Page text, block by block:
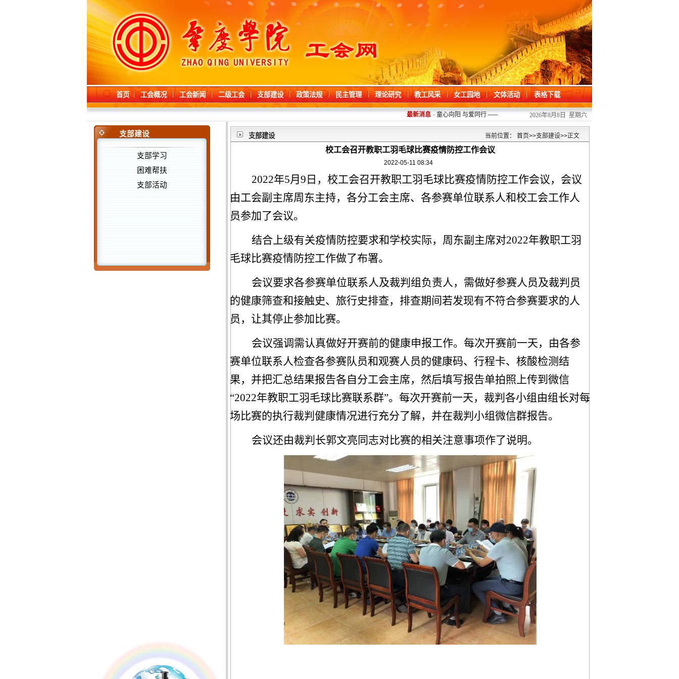
首页 工会概况 工会新闻 二级工会 支部建设 政策法规 民主管理 理论研究 教工风采 女工园地 文体活动 表格下载
最新消息 · 童心向阳 与爱同行 ——我校开展“六一”儿童节关爱活动 2026/06/01
2026年8月8日 星期六
支部建设
支部学习
困难帮扶
支部活动
支部建设 当前位置： 首页>>支部建设>>正文
校工会召开教职工羽毛球比赛疫情防控工作会议
2022-05-11 08:34
2022年5月9日， 校工会召开教职工羽毛球比赛疫情防控工作会议， 会议
由工会副主席周东主持， 各分工会主席、各参赛单位联系人和校工会工作人
员参加了会议。
结合上级有关疫情防控要求和学校实际， 周东副主席对2022年教职工羽
毛球比赛疫情防控工作做了布署。
会议要求各参赛单位联系人及裁判组负责人，需做好参赛人员及裁判员
的健康筛查和接触史、旅行史排查，排查期间若发现有不符合参赛要求的人
员，让其停止参加比赛。
会议强调需认真做好开赛前的健康申报工作。每次开赛前一天，由各参
赛单位联系人检查各参赛队员和观赛人员的健康码、行程卡、核酸检测结
果，并把汇总结果报告各自分工会主席，然后填写报告单拍照上传到微信
“2022年教职工羽毛球比赛联系群”。每次开赛前一天，裁判各小组由组长对每
场比赛的执行裁判健康情况进行充分了解，并在裁判小组微信群报告。
会议还由裁判长郭文亮同志对比赛的相关注意事项作了说明。